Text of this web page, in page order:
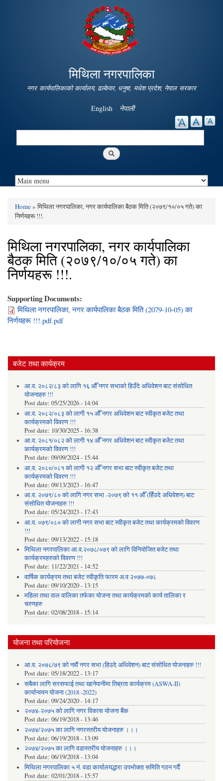
Skip to
main
content
मिथिला नगरपालिका
नगर कार्यपालिकाको कार्यालय, ढल्केवर, धनुषा, मधेश प्रदेश, नेपाल सरकार
English नेपाली
Search
You are here
Home» मिथिला नगरपालिका, नगर कार्यपालिका बैठक मिति (२०७९/१०/०५ गते) का
निर्णयहरू !!!.
मिथिला नगरपालिका, नगर कार्यपालिका
बैठक मिति (२०७९/१०/०५ गते) का
निर्णयहरू !!!.
Supporting Documents:
मिथिला नगरपालिका, नगर कार्यपालिका बैठक मिति (2079-10-05) का
निर्णयहरू !!!.pdf.pdf
बजेट तथा कार्यक्रम
आ.व. २०८२/८३ को लागि १६ औँ नगर सभाको हिउँदे अधिवेशन बाट संसोधित
योजनाहरु !!!
Post date: 05/25/2026 - 14:04
आ.व. २०८२/०८३ को लागी १५ औँ नगर अधिवेशन बाट स्वीकृत बजेट तथा
कार्यक्रमको विवरण !!!
Post date: 10/30/2025 - 16:38
आ.व. २०८१/०८२ को लागी १४ औँ नगर अधिवेशन बाट स्वीकृत बजेट तथा
कार्यक्रमको विवरण !!!
Post date: 09/09/2024 - 15:44
आ.व. २०८०/०८१ को लागी १२ औँ नगर सभा बाट स्वीकृत बजेट तथा
कार्यक्रमको विवरण !!!
Post date: 09/13/2023 - 16:47
आ.व. २०७९/८० को लागि नगर सभा -२०७९ को ११ औँ (हिँउदे अधिवेशन) बाट
संसोधित योजनाहरु !!!
Post date: 05/24/2023 - 17:43
आ.व. ०७९/०८० को लागी नगर सभा बाट स्वीकृत बजेट तथा कार्यक्रमको विवरण
!!!
Post date: 09/13/2022 - 15:18
मिथिला नगरपालिका आ.व.२०७८/०७९ को लागि विनियोजित बजेट तथा
कार्यक्रमहरुको विवरण !!!
Post date: 11/22/2021 - 14:52
वार्षिक कार्यक्रम तथा बजेट स्वीकृति फारम अ.व २०७७-०७८
Post date: 09/10/2020 - 13:15
महिला तथा वाल वालिका तर्फका याेजना तथा कार्यक्रमकाे कार्य तालिका र
चरणहरु
Post date: 02/08/2018 - 15:14
योजना तथा परियोजना
आ.व. २०७८/७९ को नवौं नगर सभा (हिउदे अधिवेशन) बाट संसोधित योजनाहरु !!!
Post date: 05/18/2022 - 13:17
सबैका लागि सरसफाई तथा खानेपानीमा तिब्रता कार्यक्रम (ASWA-II)
कार्यान्वयन योजना (2018 -2022)
Post date: 09/24/2020 - 14:17
२०७४-२०७५ को लागि नगर विकास योजना बैंक
Post date: 06/19/2018 - 13:46
२०७४/२०७५ का लागि नगरस्तरीय योजनाहरु ।।।
Post date: 06/19/2018 - 13:09
२०७४/२०७५ का लागि वडास्तरीय योजनाहरु ।।।
Post date: 06/19/2018 - 13:04
मिथिला नगरपालिका ५ नं. वडा कार्यालयद्धारा उपभोक्ता समिति गठन गर्दै
Post date: 02/01/2018 - 15:57